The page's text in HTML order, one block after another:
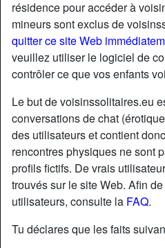
résidence pour accéder à
mineurs sont exclus de
quitter ce site Web
veuillez utiliser le logiciel de
contrôler ce que vos enfants
Le but de voisinssolitaires.eu
conversations de chat
des utilisateurs et contient
rencontres physiques ne sont
profils fictifs. De vrais
trouvés sur le site Web. Afin
utilisateurs, consulte la FAQ.
Tu déclares que les faits
starAjouter